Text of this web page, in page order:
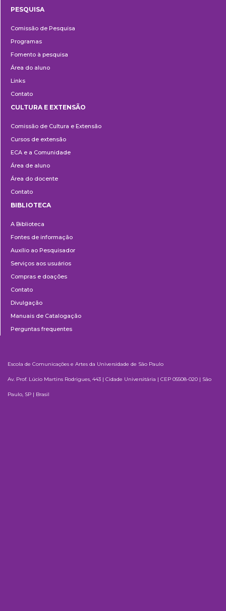
PESQUISA
Comissão de Pesquisa
Programas
Fomento à pesquisa
Área do aluno
Links
Contato
e
Extensão
CULTURA E EXTENSÃO
Comissão de Cultura e Extensão
Cursos de extensão
ECA e a Comunidade
Área de aluno
Área do docente
Contato
BIBLIOTECA
A Biblioteca
Fontes de informação
Auxílio ao Pesquisador
Serviços aos usuários
Compras e doações
Contato
Divulgação
Manuais de Catalogação
Perguntas frequentes
Escola de Comunicações e Artes da Universidade de São Paulo
Av. Prof. Lúcio Martins Rodrigues, 443 | Cidade Universitária | CEP 05508-020 | São
Paulo, SP | Brasil